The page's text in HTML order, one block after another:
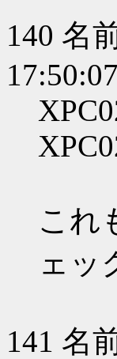
140 名
これ
ェッ
141 名